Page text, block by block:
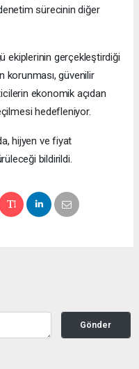
sürecinin diğer
ekiplerinin gerçekleştirdiği
korunması, güvenilir
ekonomik açıdan
hedefleniyor.
hijyen ve fiyat
bildirildi.
Gönder